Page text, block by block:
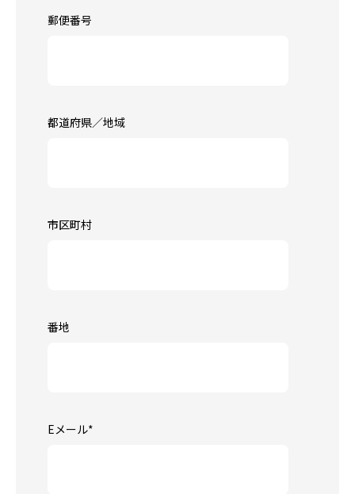
郵便番号
都道府県／地域
市区町村
番地
Eメール*